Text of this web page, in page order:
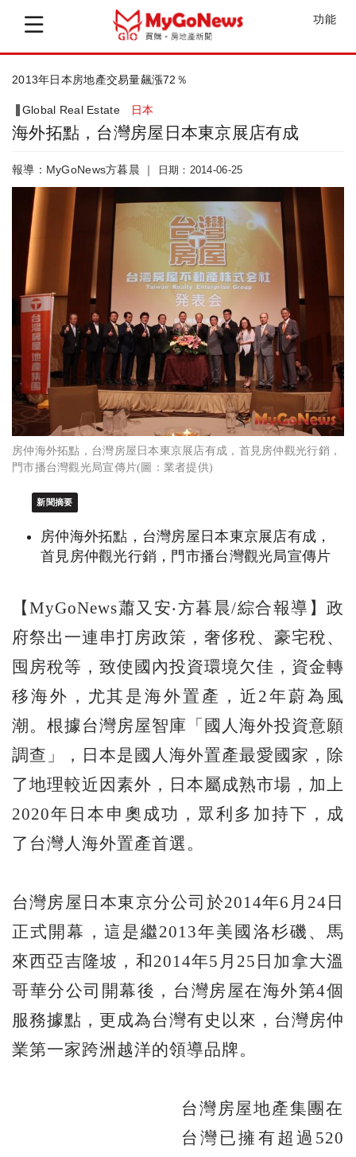
功能
2013年日本房地產交易量飆漲72％
Global Real Estate 日本
海外拓點，台灣房屋日本東京展店有成
報導：MyGoNews方暮晨 ｜ 日期：2014-06-25
房仲海外拓點，台灣房屋日本東京展店有成，首見房仲觀光行銷，
門市播台灣觀光局宣傳片(圖：業者提供)
新聞摘要
房仲海外拓點，台灣房屋日本東京展店有成，
首見房仲觀光行銷，門市播台灣觀光局宣傳片
【MyGoNews蕭又安‧方暮晨/綜合報導】政
府祭出一連串打房政策，奢侈稅、豪宅稅、
囤房稅等，致使國內投資環境欠佳，資金轉
移海外，尤其是海外置產，近2年蔚為風
潮。根據台灣房屋智庫「國人海外投資意願
調查」，日本是國人海外置產最愛國家，除
了地理較近因素外，日本屬成熟市場，加上
2020年日本申奧成功，眾利多加持下，成
了台灣人海外置產首選。
台灣房屋日本東京分公司於2014年6月24日
正式開幕，這是繼2013年美國洛杉磯、馬
來西亞吉隆坡，和2014年5月25日加拿大溫
哥華分公司開幕後，台灣房屋在海外第4個
服務據點，更成為台灣有史以來，台灣房仲
業第一家跨洲越洋的領導品牌。
台灣房屋地產集團在
台灣已擁有超過520